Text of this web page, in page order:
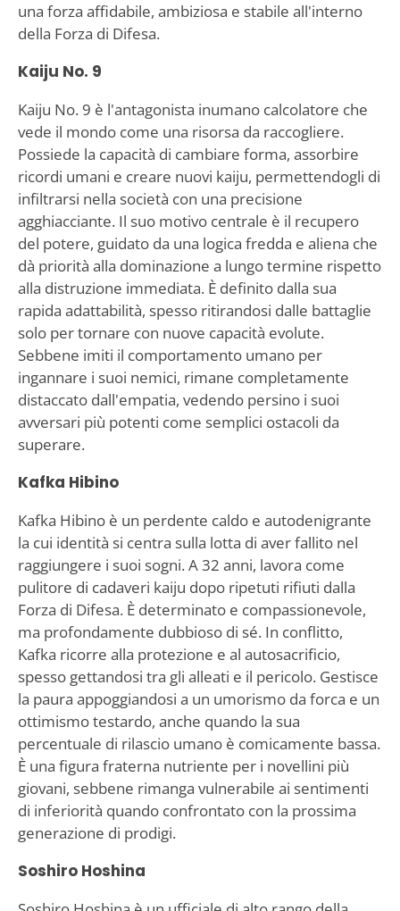
una forza affidabile, ambiziosa e stabile all'interno
della Forza di Difesa.
Kaiju No. 9
Kaiju No. 9 è l'antagonista inumano calcolatore che
vede il mondo come una risorsa da raccogliere.
Possiede la capacità di cambiare forma, assorbire
ricordi umani e creare nuovi kaiju, permettendogli di
infiltrarsi nella società con una precisione
agghiacciante. Il suo motivo centrale è il recupero
del potere, guidato da una logica fredda e aliena che
dà priorità alla dominazione a lungo termine rispetto
alla distruzione immediata. È definito dalla sua
rapida adattabilità, spesso ritirandosi dalle battaglie
solo per tornare con nuove capacità evolute.
Sebbene imiti il comportamento umano per
ingannare i suoi nemici, rimane completamente
distaccato dall'empatia, vedendo persino i suoi
avversari più potenti come semplici ostacoli da
superare.
Kafka Hibino
Kafka Hibino è un perdente caldo e autodenigrante
la cui identità si centra sulla lotta di aver fallito nel
raggiungere i suoi sogni. A 32 anni, lavora come
pulitore di cadaveri kaiju dopo ripetuti rifiuti dalla
Forza di Difesa. È determinato e compassionevole,
ma profondamente dubbioso di sé. In conflitto,
Kafka ricorre alla protezione e al autosacrificio,
spesso gettandosi tra gli alleati e il pericolo. Gestisce
la paura appoggiandosi a un umorismo da forca e un
ottimismo testardo, anche quando la sua
percentuale di rilascio umano è comicamente bassa.
È una figura fraterna nutriente per i novellini più
giovani, sebbene rimanga vulnerabile ai sentimenti
di inferiorità quando confrontato con la prossima
generazione di prodigi.
Soshiro Hoshina